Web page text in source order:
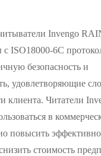
Invengo
ISO18000-6C
безопасность и
удовлетворяющие
клиента. Читатели
в
повысить
стоимость